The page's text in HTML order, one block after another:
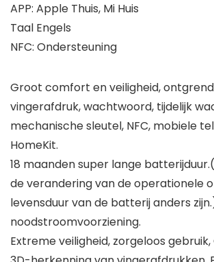
APP: Apple Thuis, Mi Huis
Taal Engels
NFC: Ondersteuning
Groot comfort en veiligheid,
vingerafdruk, wachtwoord, tijdelijk
mechanische sleutel, NFC, mobiele
HomeKit.
18 maanden super lange
de verandering van de operationele
levensduur van de batterij anders
noodstroomvoorziening.
Extreme veiligheid, zorgeloos